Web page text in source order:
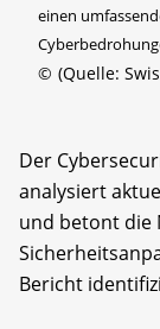
einen
© (Quelle:
Der
analysiert
und betont die
Bericht